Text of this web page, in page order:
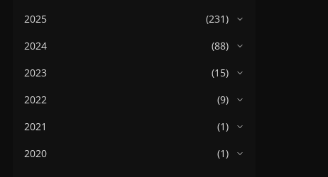
2025
(231)
2024
(88)
2023
(15)
2022
(9)
2021
(1)
2020
(1)